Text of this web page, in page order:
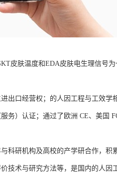
皮肤温度和EDA皮肤电生理信号
出口经营权；的人因工程与工效学
）认证；通过了欧洲 CE、美国
科研机构及高校的产学研合作，积
技术与研究方法等，是国内的人因